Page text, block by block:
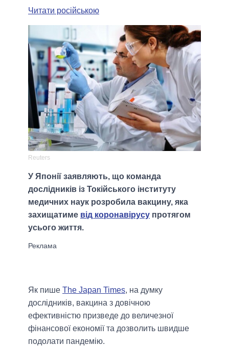
Читати російською
Reuters
У Японії заявляють, що команда
дослідників із Токійського інституту
медичних наук розробила вакцину, яка
захищатиме від коронавірусу протягом
усього життя.
Як пише Тhe Japan Times, на думку
дослідників, вакцина з довічною
ефективністю призведе до величезної
фінансової економії та дозволить швидше
подолати пандемію.